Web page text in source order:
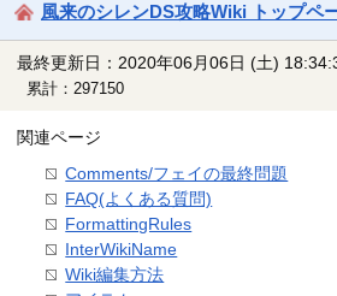
風来のシレンDS攻略Wiki トップペ
最終更新日：2020年06月06日 (土)
累計：297150
関連ページ
Comments/フェイの最終問題
FAQ(よくある質問)
FormattingRules
InterWikiName
Wiki編集方法